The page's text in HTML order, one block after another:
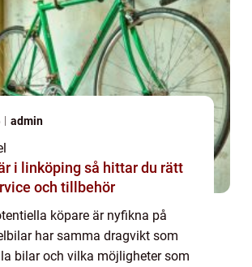
admin
så hittar du rätt
och tillbehör
köpare är nyfikna på
har samma dragvikt som
bilar och vilka möjligheter som